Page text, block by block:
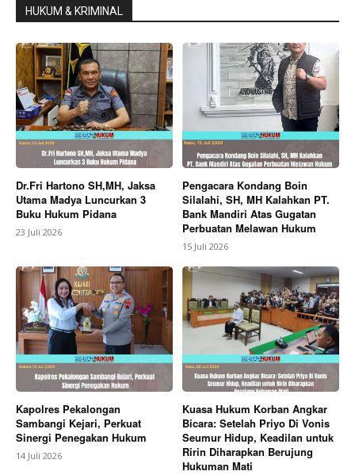
HUKUM & KRIMINAL
Dr.Fri Hartono SH,MH, Jaksa
Utama Madya Luncurkan 3
Buku Hukum Pidana
23 Juli 2026
Pengacara Kondang Boin
Silalahi, SH, MH Kalahkan PT.
Bank Mandiri Atas Gugatan
Perbuatan Melawan Hukum
15 Juli 2026
Kapolres Pekalongan
Sambangi Kejari, Perkuat
Sinergi Penegakan Hukum
14 Juli 2026
Kuasa Hukum Korban Angkar
Bicara: Setelah Priyo Di Vonis
Seumur Hidup, Keadilan untuk
Ririn Diharapkan Berujung
Hukuman Mati